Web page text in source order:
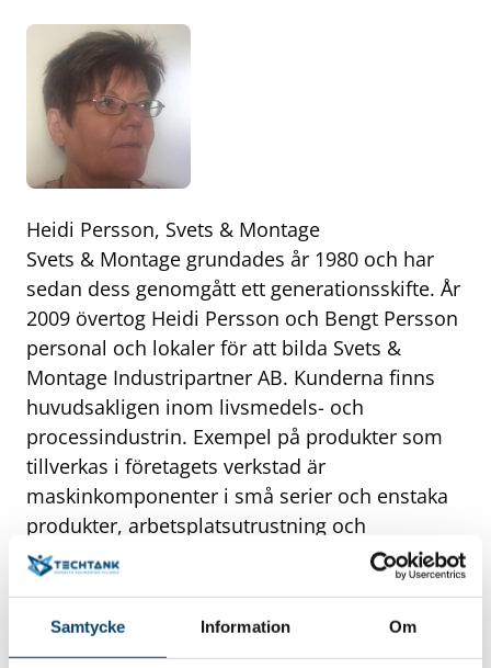
Samtycke Information Om
Heidi Persson, Svets & Montage
Svets & Montage grundades år 1980 och har
sedan dess genomgått ett generationsskifte. År
2009 övertog Heidi Persson och Bengt Persson
personal och lokaler för att bilda Svets &
Montage Industripartner AB. Kunderna finns
huvudsakligen inom livsmedels- och
processindustrin. Exempel på produkter som
tillverkas i företagets verkstad är
maskinkomponenter i små serier och enstaka
produkter, arbetsplatsutrustning och
processutrustning. – Vår styrka är vår
flexibilitet och mångåriga erfarenhet, då
kunden ofta vill konsultera oss före tillverkning
för att optimera såväl pris som funktion och